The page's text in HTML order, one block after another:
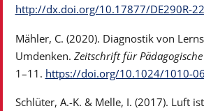
http://dx.doi.org/10.17877/DE290R-
Mähler, C. (2020). Diagnostik von
Umdenken. Zeitschrift für
1–11. https://doi.org/10.1024/1010-
Schlüter, A.-K. & Melle, I. (2017). Luft